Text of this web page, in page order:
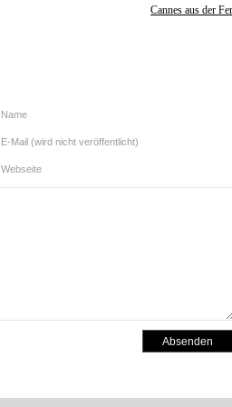
Cannes aus der
Name
E-Mail (wird nicht veröffentlicht)
Webseite